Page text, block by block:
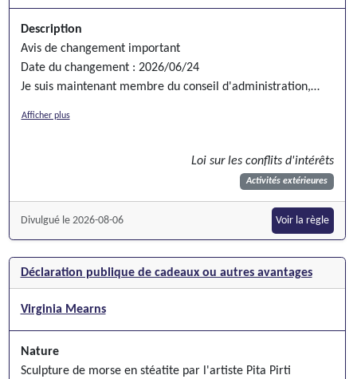
Description
Avis de changement important
Date du changement : 2026/06/24
Je suis maintenant membre du conseil d'administration,
Afficher plus
Loi sur les conflits d'intérêts
Activités extérieures
Divulgué le 2026-08-06 Voir la règle
Déclaration publique de cadeaux ou autres avantages
Virginia Mearns
Nature
Sculpture de morse en stéatite par l'artiste Pita Pirti